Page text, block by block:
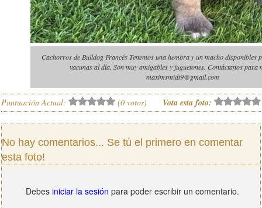
Cachorros de Bulldog Francés Tenemos una hembra y un macho disponibles
vacunas al día. Son muy amigables y juguetones. Contáctanos para
maximsmidt9@gmail.com
Puntuación Actual: (0 votos) Vota esta foto:
No hay comentarios... Se tú el primero en comentar
esta foto!
Debes iniciar la sesión para poder escribir un comentario.